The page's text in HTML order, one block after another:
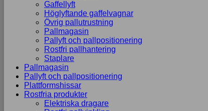
Gaffellyft
Höglyftande gaffelvagnar
Övrig pallutrustning
Pallmagasin
Pallyft och pallpositionering
Rostfri pallhantering
Staplare
Pallmagasin
Pallyft och pallpositionering
Plattformshissar
Rostfria produkter
Elektriska dragare